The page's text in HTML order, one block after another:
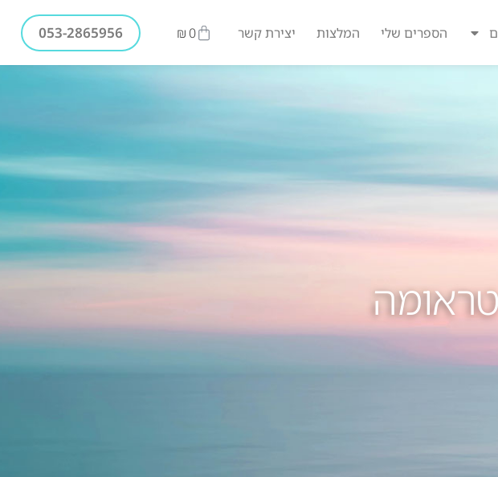
הספרים שלי המלצות יצירת קשר ₪ 0
053-2865956